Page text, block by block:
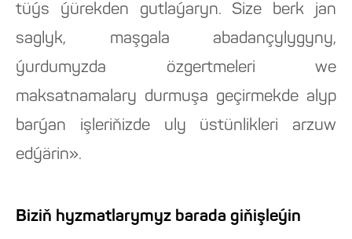
tüýs ýürekden gutlaýaryn. Size berk jan
saglyk, maşgala abadançylygyny,
ýurdumyzda özgertmeleri we
maksatnamalary durmuşa geçirmekde alyp
barýan işleriňizde uly üstünlikleri arzuw
edýärin».
Biziň hyzmatlarymyz barada giňişleýin